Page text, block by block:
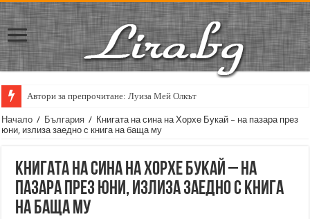
Автори за препрочитане: Луиза Мей Олкът
Начало / България / Книгата на сина на Хорхе Букай – на пазара през
юни, излиза заедно с книга на баща му
Книгата на сина на Хорхе Букай – на
пазара през юни, излиза заедно с книга
на баща му